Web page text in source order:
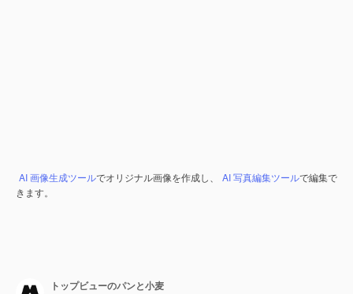
AI 画像生成ツールでオリジナル画像を作成し、 AI 写真編集ツールで編集で
きます。
トップビューのパンと小麦